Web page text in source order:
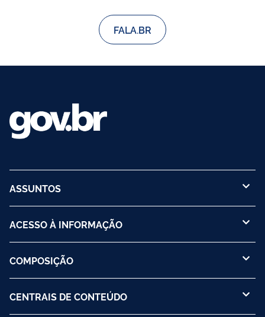
FALA.BR
ASSUNTOS
ACESSO À INFORMAÇÃO
COMPOSIÇÃO
CENTRAIS DE CONTEÚDO